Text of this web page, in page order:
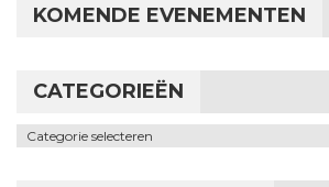
KOMENDE EVENEMENTEN
CATEGORIEËN
Categorieën